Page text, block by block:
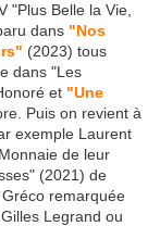
"Plus Belle la Vie,
dans "Nos
(2023) tous
dans "Les
et "Une
Puis on revient à
exemple Laurent
de leur
(2021) de
remarquée
Legrand ou